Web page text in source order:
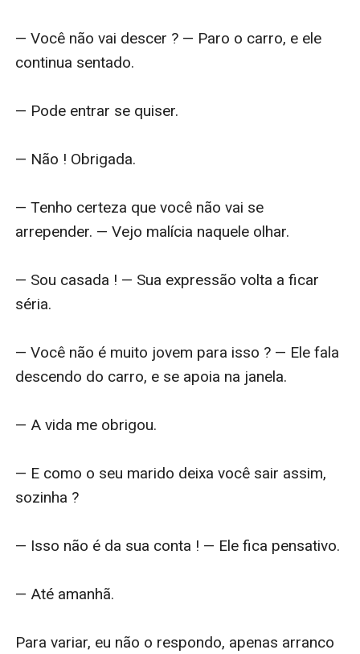
— Você não vai descer ? — Paro o carro, e ele
continua sentado.
— Pode entrar se quiser.
— Não ! Obrigada.
— Tenho certeza que você não vai se
arrepender. — Vejo malícia naquele olhar.
— Sou casada ! — Sua expressão volta a ficar
séria.
— Você não é muito jovem para isso ? — Ele fala
descendo do carro, e se apoia na janela.
— A vida me obrigou.
— E como o seu marido deixa você sair assim,
sozinha ?
— Isso não é da sua conta ! — Ele fica pensativo.
— Até amanhã.
Para variar, eu não o respondo, apenas arranco